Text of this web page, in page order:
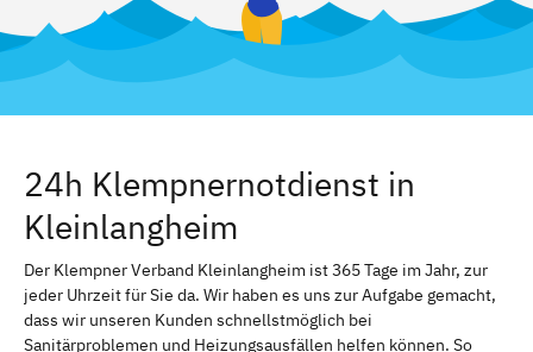
24h Klempnernotdienst in
Kleinlangheim
Der Klempner Verband Kleinlangheim ist 365 Tage im Jahr, zur
jeder Uhrzeit für Sie da. Wir haben es uns zur Aufgabe gemacht,
dass wir unseren Kunden schnellstmöglich bei
Sanitärproblemen und Heizungsausfällen helfen können. So